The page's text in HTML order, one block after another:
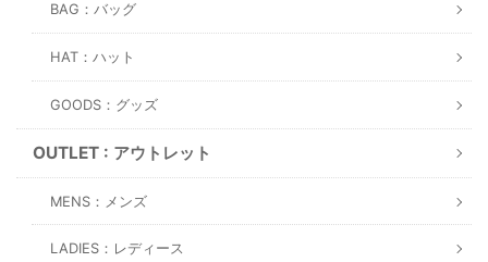
BAG：バッグ
HAT：ハット
GOODS：グッズ
OUTLET : アウトレット
MENS：メンズ
LADIES：レディース